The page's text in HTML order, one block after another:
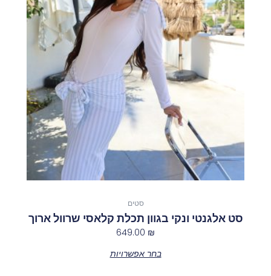
סטים
סט אלגנטי ונקי בגוון תכלת קלאסי שרוול ארוך
649.00 ₪
בחר אפשרויות
מספר
האפשרויות
בעמוד
המוצר